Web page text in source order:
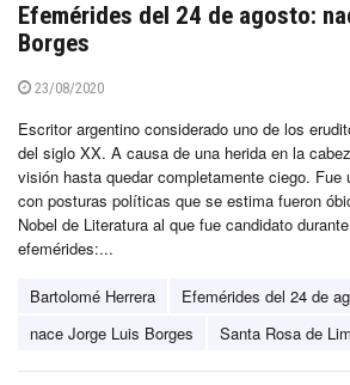
Efemérides del 24 de agosto:
Borges
23/08/2020
Escritor argentino considerado uno de los
del siglo XX. A causa de una herida en la
visión hasta quedar completamente ciego. Fue
con posturas políticas que se estima fueron
Nobel de Literatura al que fue candidato
efemérides:...
Bartolomé Herrera
Efemérides del 24 de
nace Jorge Luis Borges
Santa Rosa de